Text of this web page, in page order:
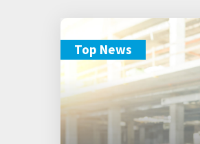
Top News